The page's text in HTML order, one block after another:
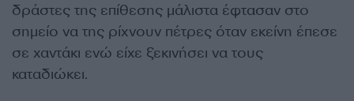
δράστες της επίθεσης μάλιστα έφτασαν στο
σημείο να της ρίχνουν πέτρες όταν εκείνη έπεσε
σε χαντάκι ενώ είχε ξεκινήσει να τους
καταδιώκει.